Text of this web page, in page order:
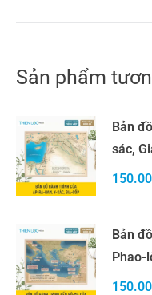
Sản phẩm
Bản
sác,
Bản
Phao-